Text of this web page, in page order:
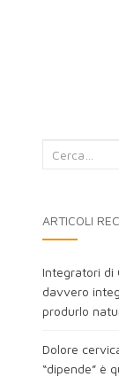
Cerca
ARTICOLI
Integratori di
davvero
produrlo
Dolore
“dipende” è